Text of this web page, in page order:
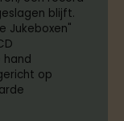
blijft.
Jukeboxen"
hand
op